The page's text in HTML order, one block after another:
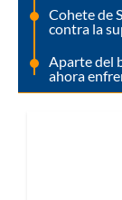
Cohete de
contra la
Aparte del
ahora